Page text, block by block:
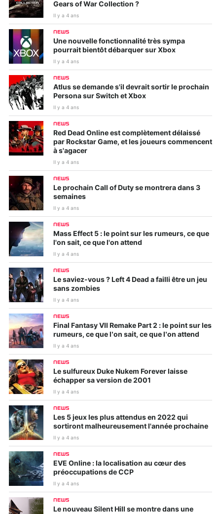
Gears of War Collection ?
Il y a 4 ans
NEWS
Une nouvelle fonctionnalité très sympa
pourrait bientôt débarquer sur Xbox
Il y a 4 ans
NEWS
Atlus se demande s'il devrait sortir le prochain
Persona sur Switch et Xbox
Il y a 4 ans
NEWS
Red Dead Online est complètement délaissé
par Rockstar Game, et les joueurs commencent
à s'agacer
Il y a 4 ans
NEWS
Le prochain Call of Duty se montrera dans 3
semaines
Il y a 4 ans
NEWS
Mass Effect 5 : le point sur les rumeurs, ce que
l'on sait, ce que l'on attend
Il y a 4 ans
NEWS
Le saviez-vous ? Left 4 Dead a failli être un jeu
sans zombies
Il y a 4 ans
NEWS
Final Fantasy VII Remake Part 2 : le point sur les
rumeurs, ce que l’on sait, ce que l’on attend
Il y a 4 ans
NEWS
Le sulfureux Duke Nukem Forever laisse
échapper sa version de 2001
Il y a 4 ans
NEWS
Les 5 jeux les plus attendus en 2022 qui
sortiront malheureusement l'année prochaine
Il y a 4 ans
NEWS
EVE Online : la localisation au cœur des
préoccupations de CCP
Il y a 4 ans
NEWS
Le nouveau Silent Hill se montre dans une